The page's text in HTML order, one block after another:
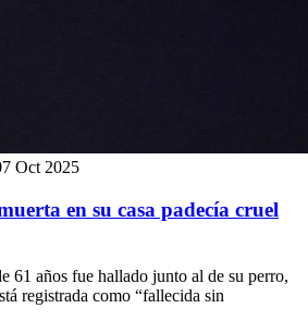
Oct 2025
en su casa padecía cruel
61 años fue hallado junto al de su perro,
registrada como “fallecida sin